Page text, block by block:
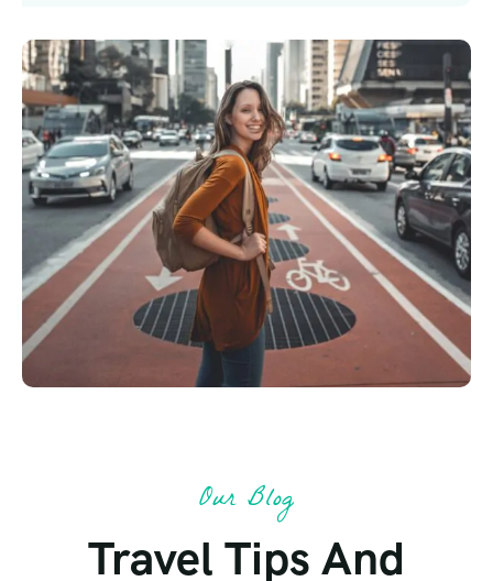
Our Blog
Travel Tips And